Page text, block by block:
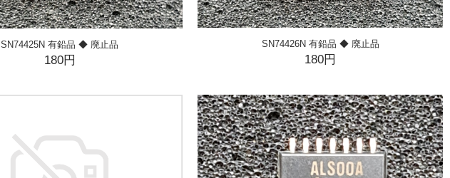
SN74425N 有鉛品 ◆ 廃止品
180円
SN74426N 有鉛品 ◆ 廃止品
180円